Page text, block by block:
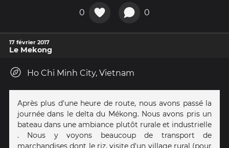
0 0
17 février 2017
Le Mekong
Ho Chi Minh City, Vietnam
Après plus d'une heure de route, nous avons passé la
journée dans le delta du Mékong. Nous avons pris un
bateau dans une ambiance plutôt rurale et industrielle
. Nous y voyons beaucoup de transport de
marchandises dont le riz, visite d'un village rural (pour